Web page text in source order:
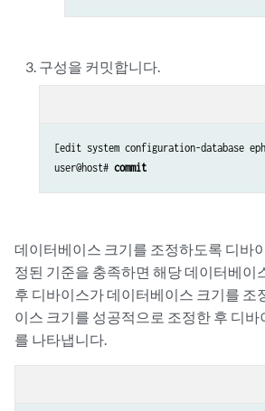
구성을 커밋합니다.
[edit system configuration-database
user@host# commit
데이터베이스 크기를 조정하도록 디바
정된 기준을 충족하면 해당 데이터베이
후 디바이스가 데이터베이스 크기를 조
이스 크기를 성공적으로 조정한 후 디바
를 나타냅니다.